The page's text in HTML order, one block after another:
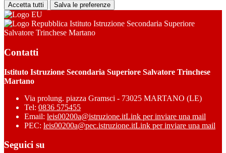
Accetta tutti Salva le preferenze
Istituto Istruzione Secondaria Superiore
Salvatore Trinchese Martano
Contatti
Istituto Istruzione Secondaria Superiore Salvatore Trinchese
Martano
Via prolung. piazza Gramsci - 73025 MARTANO (LE)
Tel: 0836 575455
Email: leis00200a@istruzione.itLink per inviare una mail
PEC: leis00200a@pec.istruzione.itLink per inviare una mail
Seguici su